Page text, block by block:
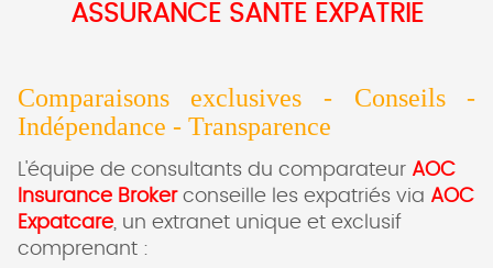
ASSURANCE SANTE EXPATRIE
Comparaisons exclusives - Conseils -
Indépendance - Transparence
L'équipe de consultants du comparateur AOC
Insurance Broker conseille les expatriés via AOC
Expatcare, un extranet unique et exclusif
comprenant :